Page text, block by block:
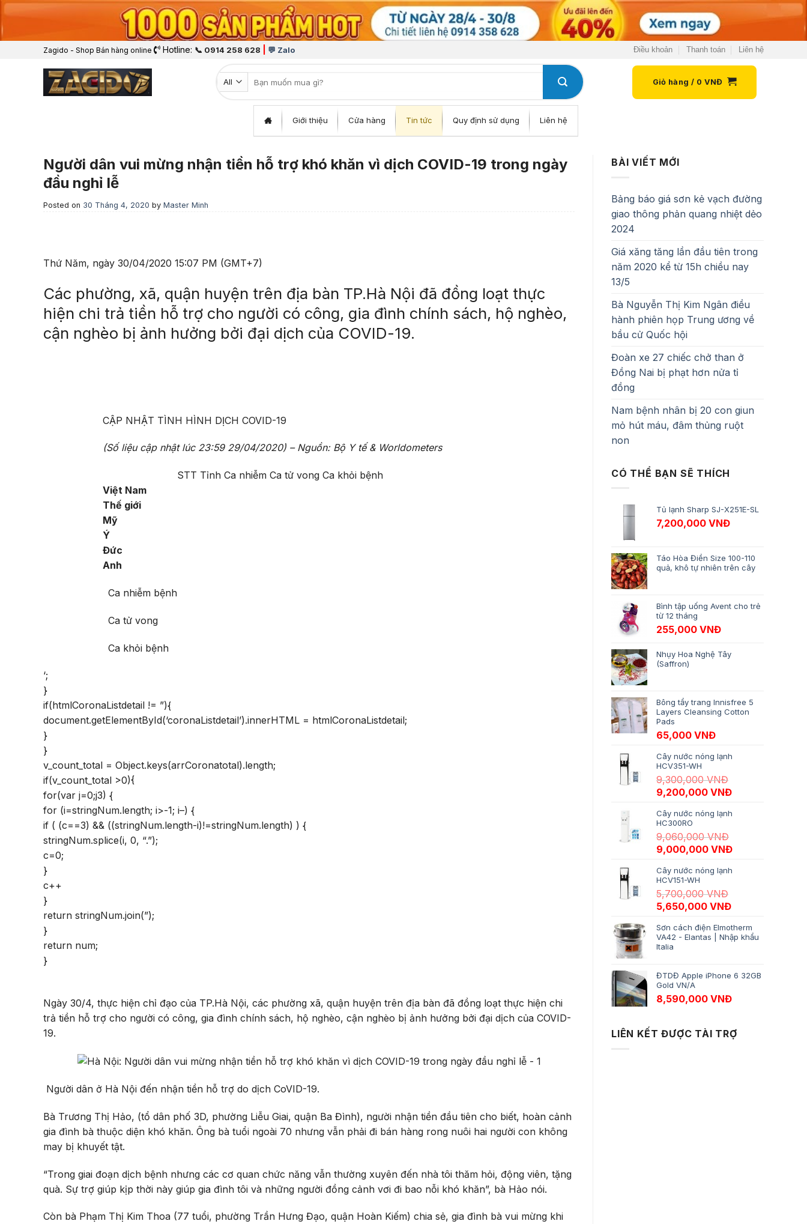
Zagido - Shop Bán hàng online Hotline: 📞 0914 258 628 💬 Zalo Điều khoản Thanh toán Liên hệ
Tìm kiếm:
Giỏ hàng / 0 VNĐ
Giới thiệu Cửa hàng Tin tức Quy định sử dụng Liên hệ
Người dân vui mừng nhận tiền hỗ trợ khó khăn vì dịch COVID-19 trong ngày
đầu nghỉ lễ
Posted on 30 Tháng 4, 2020 by Master Minh
Thứ Năm, ngày 30/04/2020 15:07 PM (GMT+7)
Các phường, xã, quận huyện trên địa bàn TP.Hà Nội đã đồng loạt thực
hiện chi trả tiền hỗ trợ cho người có công, gia đình chính sách, hộ nghèo,
cận nghèo bị ảnh hưởng bởi đại dịch của COVID-19.
CẬP NHẬT TÌNH HÌNH DỊCH COVID-19
(Số liệu cập nhật lúc 23:5929/04/2020) – Nguồn: Bộ Y tế & Worldometers
Việt Nam
Thế giới
Mỹ
Ý
Đức
Anh
Ca nhiễm bệnh
Ca tử vong
Ca khỏi bệnh
STT Tỉnh Ca nhiễm Ca tử vong Ca khỏi bệnh
‘;
}
if(htmlCoronaListdetail != ”){
document.getElementById(‘coronaListdetail’).innerHTML = htmlCoronaListdetail;
}
}
v_count_total = Object.keys(arrCoronatotal).length;
if(v_count_total >0){
for(var j=0;j3) {
for (i=stringNum.length; i>-1; i–) {
if ( (c==3) && ((stringNum.length-i)!=stringNum.length) ) {
stringNum.splice(i, 0, “.”);
c=0;
}
c++
}
return stringNum.join(”);
}
return num;
}
Ngày 30/4, thực hiện chỉ đạo của TP.Hà Nội, các phường xã, quận huyện trên địa bàn đã đồng loạt thực hiện chi
trả tiền hỗ trợ cho người có công, gia đình chính sách, hộ nghèo, cận nghèo bị ảnh hưởng bởi đại dịch của COVID-
19.
Người dân ở Hà Nội đến nhận tiền hỗ trợ do dịch CoVID-19.
Bà Trương Thị Hảo, (tổ dân phố 3D, phường Liễu Giai, quận Ba Đình), người nhận tiền đầu tiên cho biết, hoàn cảnh
gia đình bà thuộc diện khó khăn. Ông bà tuổi ngoài 70 nhưng vẫn phải đi bán hàng rong nuôi hai người con không
may bị khuyết tật.
“Trong giai đoạn dịch bệnh nhưng các cơ quan chức năng vẫn thường xuyên đến nhà tôi thăm hỏi, động viên, tặng
quà. Sự trợ giúp kịp thời này giúp gia đình tôi và những người đồng cảnh vơi đi bao nỗi khó khăn”, bà Hảo nói.
Còn bà Phạm Thị Kim Thoa (77 tuổi, phường Trần Hưng Đạo, quận Hoàn Kiếm) chia sẻ, gia đình bà vui mừng khi
BÀI VIẾT MỚI
Bảng báo giá sơn kẻ vạch đường
giao thông phản quang nhiệt dẻo
2024
Giá xăng tăng lần đầu tiên trong
năm 2020 kể từ 15h chiều nay
13/5
Bà Nguyễn Thị Kim Ngân điều
hành phiên họp Trung ương về
bầu cử Quốc hội
Đoàn xe 27 chiếc chở than ở
Đồng Nai bị phạt hơn nửa tỉ
đồng
Nam bệnh nhân bị 20 con giun
mỏ hút máu, đâm thủng ruột
non
CÓ THỂ BẠN SẼ THÍCH
Tủ lạnh Sharp SJ-X251E-SL
7,200,000 VNĐ
Táo Hòa Điền Size 100-110
quả, khô tự nhiên trên cây
Bình tập uống Avent cho trẻ
từ 12 tháng
255,000 VNĐ
Nhụy Hoa Nghệ Tây
(Saffron)
Bông tẩy trang Innisfree 5
Layers Cleansing Cotton
Pads
65,000 VNĐ
Cây nước nóng lạnh
HCV351-WH
9,300,000VNĐ
Giá gốc là: 9,300,000 VNĐ.
9,200,000 VNĐGiá hiện tại là:
Cây nước nóng lạnh
HC300RO
9,060,000VNĐ
Giá gốc là: 9,060,000 VNĐ.
9,000,000 VNĐGiá hiện tại là:
Cây nước nóng lạnh
HCV151-WH
5,700,000VNĐ
Giá gốc là: 5,700,000 VNĐ.
5,650,000 VNĐGiá hiện tại là:
Sơn cách điện Elmotherm
VA42 - Elantas | Nhập khẩu
Italia
ĐTDĐ Apple iPhone 6 32GB
Gold VN/A
8,590,000 VNĐ
LIÊN KẾT ĐƯỢC TÀI TRỢ